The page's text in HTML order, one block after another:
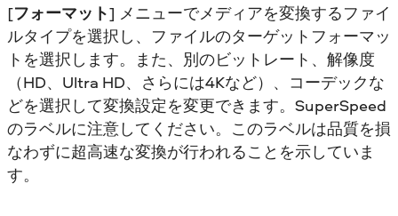
[フォーマット] メニューでメディアを変換するファイ
ルタイプを選択し、ファイルのターゲットフォーマッ
トを選択します。また、別のビットレート、解像度
（HD、Ultra HD、さらには4Kなど）、コーデックな
どを選択して変換設定を変更できます。SuperSpeed
のラベルに注意してください。このラベルは品質を損
なわずに超高速な変換が行われることを示していま
す。